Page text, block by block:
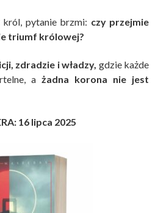
pytanie brzmi: czy przejmie
triumf królowej?
zdradzie i władzy, gdzie każde
a żadna korona nie jest
16 lipca 2025